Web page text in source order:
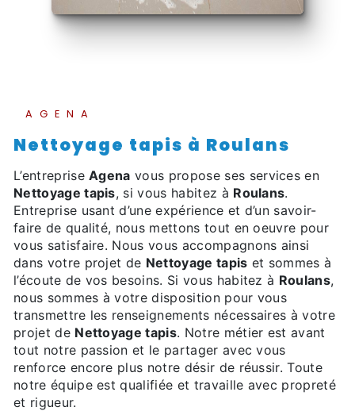
AGENA
Nettoyage tapis à Roulans
L’entrepriseAgena vous propose ses services en
Nettoyage tapis, si vous habitez à Roulans.
Entreprise usant d’une expérience et d’un savoir-
faire de qualité, nous mettons tout en oeuvre pour
vous satisfaire. Nous vous accompagnons ainsi
dans votre projet de Nettoyage tapis et sommes à
l’écoute de vos besoins. Si vous habitez à Roulans,
nous sommes à votre disposition pour vous
transmettre les renseignements nécessaires à votre
projet de Nettoyage tapis. Notre métier est avant
tout notre passion et le partager avec vous
renforce encore plus notre désir de réussir. Toute
notre équipe est qualifiée et travaille avec propreté
et rigueur.